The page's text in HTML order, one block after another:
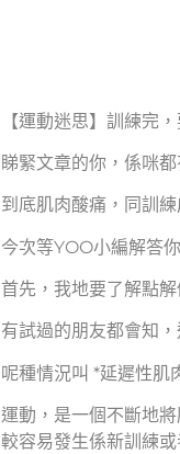
【運動迷思】訓練完
睇緊文章的你，係咪
到底肌肉酸痛 ，同訓
今次等YOO小編解答你
首先，我地要了解點
有試過的朋友都會知
呢種情況叫 *延遲性肌
運動，是一個不斷地
較容易發生係新訓練